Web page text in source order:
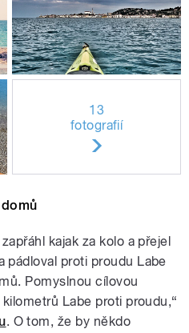
13
fotografií
kajak za kolo a přejel
pádloval proti proudu Labe
Pomyslnou cílovou
Labe proti proudu,“
. O tom, že by někdo